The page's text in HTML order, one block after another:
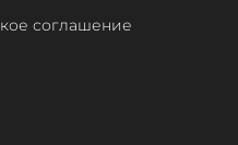
соглашение